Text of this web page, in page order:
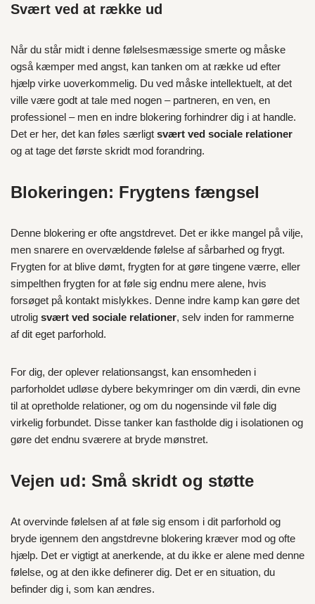
Svært ved at række ud
Når du står midt i denne følelsesmæssige smerte og måske
også kæmper med angst, kan tanken om at række ud efter
hjælp virke uoverkommelig. Du ved måske intellektuelt, at det
ville være godt at tale med nogen – partneren, en ven, en
professionel – men en indre blokering forhindrer dig i at handle.
Det er her, det kan føles særligt svært ved sociale relationer
og at tage det første skridt mod forandring.
Blokeringen: Frygtens fængsel
Denne blokering er ofte angstdrevet. Det er ikke mangel på vilje,
men snarere en overvældende følelse af sårbarhed og frygt.
Frygten for at blive dømt, frygten for at gøre tingene værre, eller
simpelthen frygten for at føle sig endnu mere alene, hvis
forsøget på kontakt mislykkes. Denne indre kamp kan gøre det
utrolig svært ved sociale relationer, selv inden for rammerne
af dit eget parforhold.
For dig, der oplever relationsangst, kan ensomheden i
parforholdet udløse dybere bekymringer om din værdi, din evne
til at opretholde relationer, og om du nogensinde vil føle dig
virkelig forbundet. Disse tanker kan fastholde dig i isolationen og
gøre det endnu sværere at bryde mønstret.
Vejen ud: Små skridt og støtte
At overvinde følelsen af at føle sig ensom i dit parforhold og
bryde igennem den angstdrevne blokering kræver mod og ofte
hjælp. Det er vigtigt at anerkende, at du ikke er alene med denne
følelse, og at den ikke definerer dig. Det er en situation, du
befinder dig i, som kan ændres.